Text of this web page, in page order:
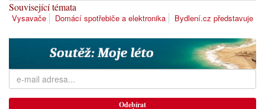
Související témata
Vysavače Domácí spotřebiče a elektronika Bydlení.cz představuje
Odebírat